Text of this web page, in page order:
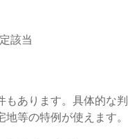
該当
もあります。具体的な判
等の特例が使えます。